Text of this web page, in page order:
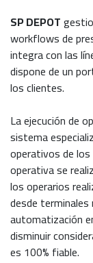
SP DEPOT
workflows de
integra con las
dispone de un
los clientes.
La ejecución de
sistema
operativos de
operativa se
los operarios
desde
automatización
disminuir
es 100% fiable.